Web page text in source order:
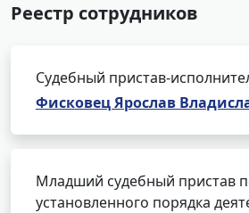
Реестр сотрудников
Судебный пристав-
Фисковец Ярослав
Младший судебный пристав
установленного порядка